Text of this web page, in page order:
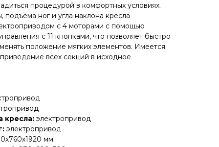
процедурой в комфортных условиях.
подъёма ног и угла наклона кресла
с 4 моторами с помощью
с 11 кнопками, что позволяет быстро
положение мягких элементов. Имеется
всех секций в исходное
кресла: электропривод
электропривод
мм